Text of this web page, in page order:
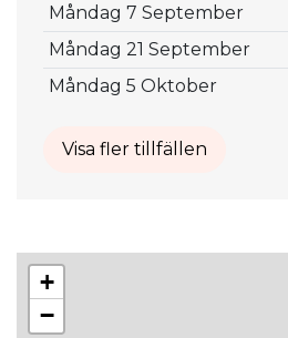
arvsfrågor, bodelning),
Juridisk rådgivning är ett
Jurist Järfälla. https://
Måndag 7 September
Måndag 21 September
Måndag 5 Oktober
Visa fler tillfällen
+
−